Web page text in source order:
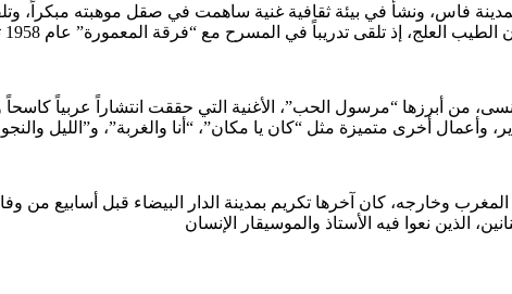
الفنان عبد الوهاب الدكالي في 2 يناير 1941 بمدينة فاس، ونشأ في بيئة ثقافية غنية
من أبرزها “مرسول الحب”، الأغنية التي حققت انتشاراً عربياً
أخرى متميزة مثل “كان يا مكان”، “أنا والغربة”، و”الليل والنجوم”
وخارجه، كان آخرها تكريم بمدينة الدار البيضاء قبل أسابيع من
الذين نعوا فيه الأستاذ والموسيقار الإنسان